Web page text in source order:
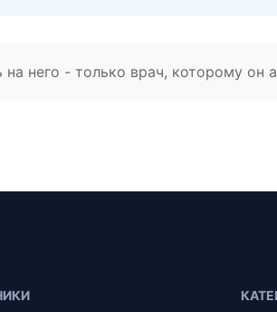
него - только врач, которому он